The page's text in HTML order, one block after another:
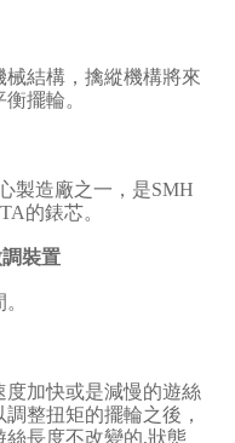
結構，擒縱機構將來
擺輪。
製造廠之一，是SMH
的錶芯。
裝置
加快或是減慢的遊絲
整扭矩的擺輪之後，
絲長度不改變的,狀態